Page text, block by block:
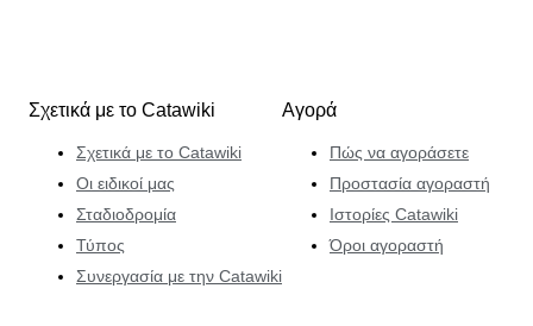
Σχετικά με το Catawiki
Σχετικά με το Catawiki
Οι ειδικοί μας
Σταδιοδρομία
Τύπος
Συνεργασία με την Catawiki
Αγορά
Πώς να αγοράσετε
Προστασία αγοραστή
Ιστορίες Catawiki
Όροι αγοραστή